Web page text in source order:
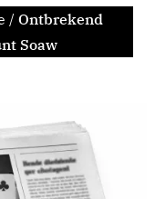
/ Ontbrekend
Soaw